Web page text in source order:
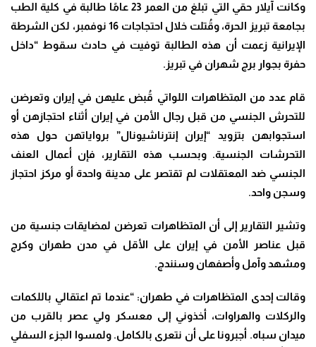
وكانت آيلار حقي التي تبلغ من العمر 23 عامًا طالبة في كلية الطب
بجامعة تبريز الحرة، وقُتلت خلال احتجاجات 16 نوفمبر، لكن الشرطة
الإيرانية زعمت أن هذه الطالبة توفيت في حادث سقوط “داخل
حفرة بجوار برج شهران في تبريز.
قام عدد من المتظاهرات اللواتي قُبض عليهن في إيران وتعرضن
للتحرش الجنسي من قبل رجال الأمن في إيران أثناء احتجازهن أو
استجوابهن بتزويد “إيران إنترناشيونال” برواياتهن حول هذه
التحرشات الجنسية. وبحسب هذه التقارير، فإن أعمال العنف
الجنسي ضد المعتقلات لم تقتصر على مدينة واحدة أو مركز احتجاز
وسجن واحد.
وتشير التقارير إلى أن المتظاهرات تعرضن لمضايقات جنسية من
قبل عناصر الأمن في إيران على الأقل في مدن طهران وكرج
ومشهد وآمل وأصفهان وسنندج.
وقالت إحدى المتظاهرات في طهران: “عندما تم اعتقالي باللكمات
والركلات والهراوات، أخذوني إلى معسكر ولي عصر بالقرب من
ميدان سباه. أجبرونا على أن نتعرى بالكامل. ولمسوا الجزء السفلي